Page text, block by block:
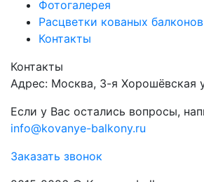
Фотогалерея
Расцветки кованых балконов
Контакты
Контакты
Адрес: Москва, 3-я Хорошёвская
Если у Вас остались вопросы,
info@kovanye-balkony.ru
Заказать звонок